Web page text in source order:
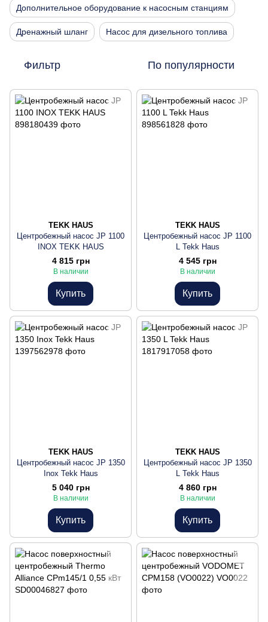
Дополнительное оборудование к насосным станциям
Дренажный шланг Насос для дизельного топлива
Фильтр По популярности
TEKK HAUS
Центробежный насос JP 1100
INOX TEKK HAUS
4 815 грн
В наличии
Купить
TEKK HAUS
Центробежный насос JP 1100
L Tekk Haus
4 545 грн
В наличии
Купить
TEKK HAUS
Центробежный насос JP 1350
Inox Tekk Haus
5 040 грн
В наличии
Купить
TEKK HAUS
Центробежный насос JP 1350
L Tekk Haus
4 860 грн
В наличии
Купить